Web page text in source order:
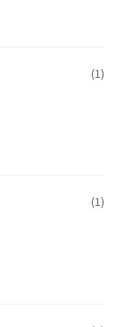
(1)
(1)